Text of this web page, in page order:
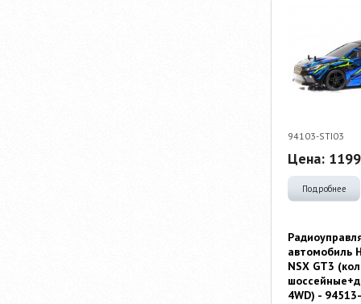
94103-STI03
Цена:
Подробнее
автомобиль
NSX GT3
4WD) -